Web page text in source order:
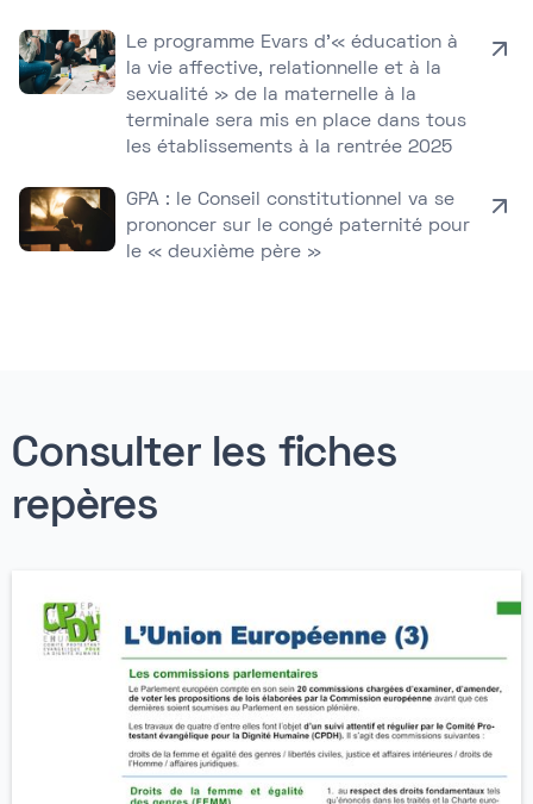
Le programme Evars d’« éducation à
la vie affective, relationnelle et à la
sexualité » de la maternelle à la
terminale sera mis en place dans tous
les établissements à la rentrée 2025
GPA : le Conseil constitutionnel va se
prononcer sur le congé paternité pour
le « deuxième père »
Consulter les fiches
repères